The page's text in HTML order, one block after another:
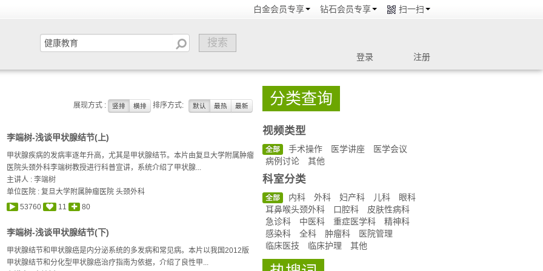
白金会员专享 钻石会员专享 扫一扫
登录 注册
展现方式 : 竖排 横排 排序方式: 默认 最热 最新
李端树-浅谈甲状腺结节(上)
甲状腺疾病的发病率逐年升高，尤其是甲状腺结节。本片由复旦大学附属肿瘤
医院头颈外科李端树教授进行科普宣讲，系统介绍了甲状腺...
主讲人 : 李端树
单位医院 : 复旦大学附属肿瘤医院 头颈外科
53760
11 80
李端树-浅谈甲状腺结节(下)
甲状腺结节和甲状腺癌是内分泌系统的多发病和常见病。本片以我国2012版
甲状腺结节和分化型甲状腺癌治疗指南为依据，介绍了良性甲...
分类查询
视频类型
全部 手术操作 医学讲座
医学会议
病例讨论
其他
科室分类
全部 内科 外科 妇产科 儿科
眼科
耳鼻喉头颈外科
口腔科
皮肤性病科
急诊科
中医科 重症医学科
精神科
感染科
全科 肿瘤科
医院管理
临床医技
临床护理 其他